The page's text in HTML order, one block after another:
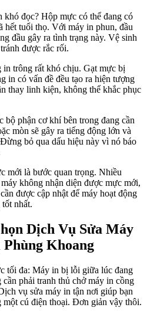
khó đọc? Hộp mực có thể đang có
hết tuổi thọ. Với máy in phun, đầu
đầu gây ra tình trạng này. Vệ sinh
được rắc rối.
trông rất khó chịu. Gạt mực bị
in có vấn đề đều tạo ra hiện tượng
thay linh kiện, không thể khắc phục
bộ phận cơ khí bên trong đang cần
mòn sẽ gây ra tiếng động lớn và
bỏ qua dấu hiệu này vì nó báo
mới là bước quan trọng. Nhiều
không nhận diện được mực mới,
được cập nhật để máy hoạt động
nhất.
Dịch Vụ Sửa Máy
Khoang
tối đa: Máy in bị lỗi giữa lúc đang
phải tranh thủ chở máy in cồng
vụ sửa máy in tận nơi giúp bạn
một cú điện thoại. Đơn giản vậy thôi.